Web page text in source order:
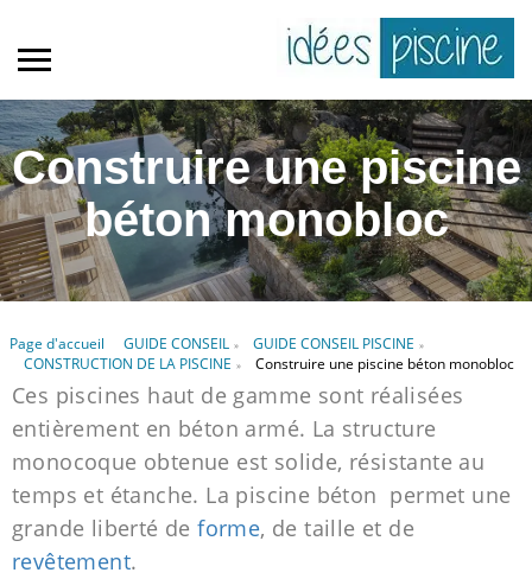
Construire une piscine
béton monobloc
Page d'accueil GUIDE CONSEIL » GUIDE CONSEIL PISCINE »
CONSTRUCTION DE LA PISCINE » Construire une piscine béton monobloc
Ces piscines haut de gamme sont réalisées
entièrement en béton armé. La structure
monocoque obtenue est solide, résistante au
temps et étanche. La piscine béton permet une
grande liberté deforme, de taille et de
revêtement.